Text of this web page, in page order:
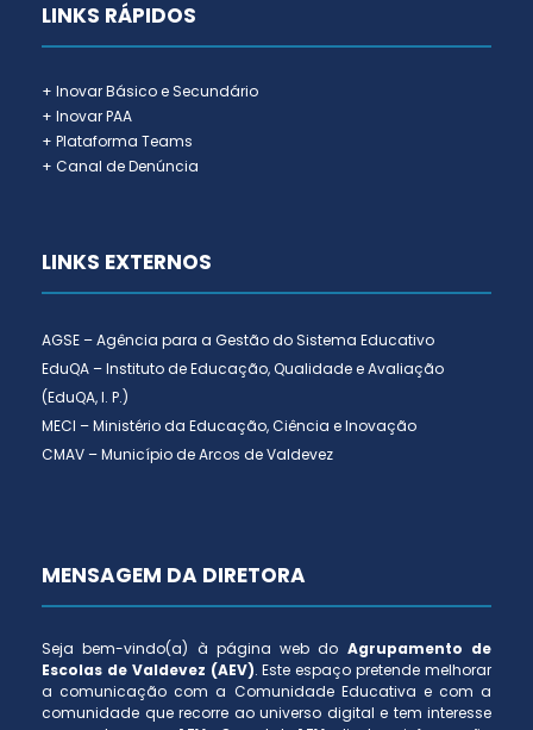
LINKS RÁPIDOS
+ Inovar Básico e Secundário
+ Inovar PAA
+ Plataforma Teams
+ Canal de Denúncia
LINKS EXTERNOS
AGSE – Agência para a Gestão do Sistema Educativo
EduQA – Instituto de Educação, Qualidade e Avaliação
(EduQA, I. P.)
MECI – Ministério da Educação, Ciência e Inovação
CMAV – Município de Arcos de Valdevez
MENSAGEM DA DIRETORA
Seja bem-vindo(a) à página web do Agrupamento de
Escolas de Valdevez (AEV). Este espaço pretende melhorar
a comunicação com a Comunidade Educativa e com a
comunidade que recorre ao universo digital e tem interesse